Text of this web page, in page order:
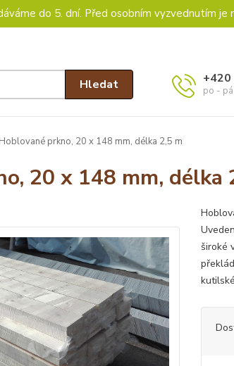
do 5. dní. Před osobním vyzvednutím
Hledat po -
Hoblované prkno, 20 x 148 mm, délka 2,5 m
20 x 148 mm, délka
široké